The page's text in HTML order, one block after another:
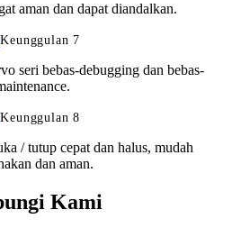
aman dan dapat diandalkan.
seri bebas-debugging dan bebas-
/ tutup cepat dan halus, mudah
dan aman.
Kami